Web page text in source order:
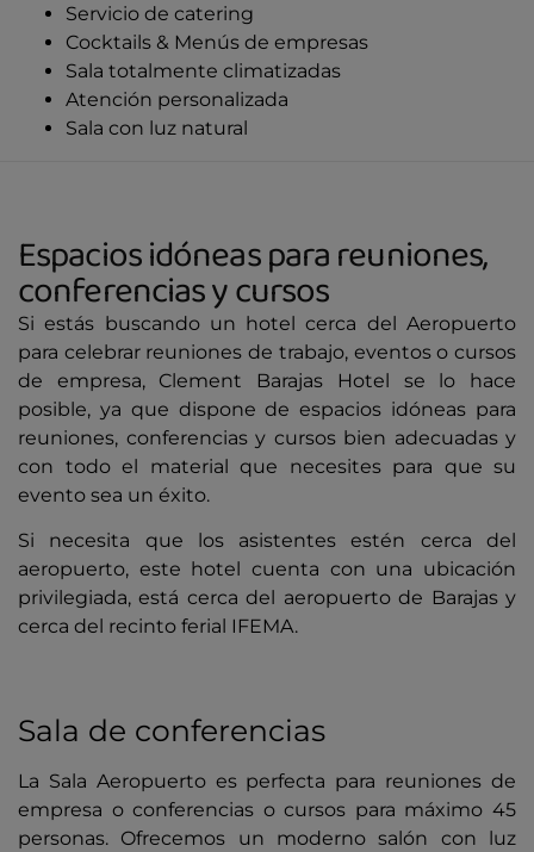
Servicio de catering
Cocktails & Menús de empresas
Sala totalmente climatizadas
Atención personalizada
Sala con luz natural
Espacios idóneas para reuniones,
conferencias y cursos
Si estás buscando un hotel cerca del Aeropuerto
para celebrar reuniones de trabajo, eventos o cursos
de empresa, Clement Barajas Hotel se lo hace
posible, ya que dispone de espacios idóneas para
reuniones, conferencias y cursos bien adecuadas y
con todo el material que necesites para que su
evento sea un éxito.
Si necesita que los asistentes estén cerca del
aeropuerto, este hotel cuenta con una ubicación
privilegiada, está cerca del aeropuerto de Barajas y
cerca del recinto ferial IFEMA.
Sala de conferencias
La Sala Aeropuerto es perfecta para reuniones de
empresa o conferencias o cursos para máximo 45
personas. Ofrecemos un moderno salón con luz